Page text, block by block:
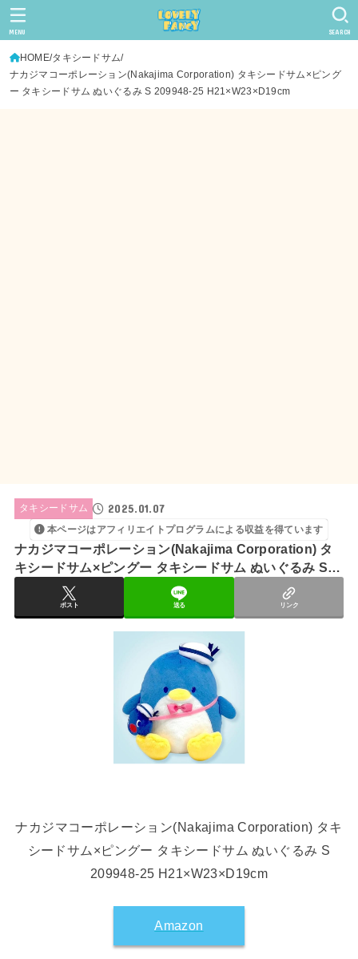
SEARCH
MENU
HOME タキシードサム
ナカジマコーポレーション(Nakajima Corporation) タキシードサム×ピング
ー タキシードサム ぬいぐるみ S 209948-25 H21×W23×D19cm
タキシードサム 2025.01.07
本ページはアフィリエイトプログラムによる収益を得ています
ナカジマコーポレーション(Nakajima Corporation) タ
キシードサム×ピングー タキシードサム ぬいぐるみ S
209948-25 H21×W23×D19cm
ポスト 送る リンク
ナカジマコーポレーション(Nakajima Corporation) タキ
シードサム×ピングー タキシードサム ぬいぐるみ S
209948-25 H21×W23×D19cm
Amazon